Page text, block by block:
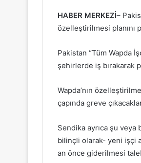
HABER MERKEZİ–
özelleştirilmesi planını
Pakistan “Tüm Wapda
şehirlerde iş bırakarak
Wapda’nın
çapında greve
Sendika ayrıca şu veya
bilinçli olarak- yeni işçi
an önce giderilmesi